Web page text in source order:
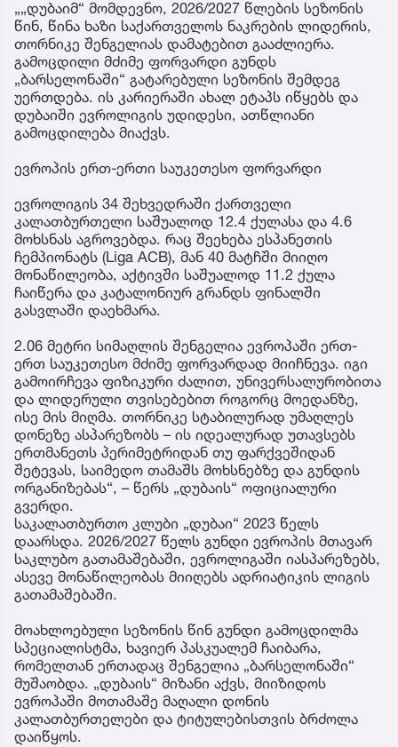
„„დუბაიმ“ მომდევნო, 2026/2027 წლების სეზონის
წინ, წინა ხაზი საქართველოს ნაკრების ლიდერის,
თორნიკე შენგელიას დამატებით გააძლიერა.
გამოცდილი მძიმე ფორვარდი გუნდს
„ბარსელონაში“ გატარებული სეზონის შემდეგ
უერთდება. ის კარიერაში ახალ ეტაპს იწყებს და
დუბაიში ევროლიგის უდიდესი, ათწლიანი
გამოცდილება მიაქვს.
ევროპის ერთ-ერთი საუკეთესო ფორვარდი
ევროლიგის 34 შეხვედრაში ქართველი
კალათბურთელი საშუალოდ 12.4 ქულასა და 4.6
მოხსნას აგროვებდა. რაც შეეხება ესპანეთის
ჩემპიონატს (Liga ACB), მან 40 მატჩში მიიღო
მონაწილეობა, აქტივში საშუალოდ 11.2 ქულა
ჩაიწერა და კატალონიურ გრანდს ფინალში
გასვლაში დაეხმარა.
2.06 მეტრი სიმაღლის შენგელია ევროპაში ერთ-
ერთ საუკეთესო მძიმე ფორვარდად მიიჩნევა. იგი
გამოირჩევა ფიზიკური ძალით, უნივერსალურობითა
და ლიდერული თვისებებით როგორც მოედანზე,
ისე მის მიღმა. თორნიკე სტაბილურად უმაღლეს
დონეზე ასპარეზობს – ის იდეალურად უთავსებს
ერთმანეთს პერიმეტრიდან თუ ფარქვეშიდან
შეტევას, საიმედო თამაშს მოხსნებზე და გუნდის
ორგანიზებას“, – წერს „დუბაის“ ოფიციალური
გვერდი.
საკალათბურთო კლუბი „დუბაი“ 2023 წელს
დაარსდა. 2026/2027 წელს გუნდი ევროპის მთავარ
საკლუბო გათამაშებაში, ევროლიგაში იასპარეზებს,
ასევე მონაწილეობას მიიღებს ადრიატიკის ლიგის
გათამაშებაში.
მოახლოებული სეზონის წინ გუნდი გამოცდილმა
სპეციალისტმა, ხავიერ პასკუალემ ჩაიბარა,
რომელთან ერთადაც შენგელია „ბარსელონაში“
მუშაობდა. „დუბაის“ მიზანი აქვს, მიიზიდოს
ევროპაში მოთამაშე მაღალი დონის
კალათბურთელები და ტიტულებისთვის ბრძოლა
დაიწყოს.